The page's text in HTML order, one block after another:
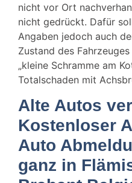
nicht vor Ort
nicht gedrückt. Dafür
Angaben jedoch auch
Zustand des
„kleine Schramme am
Totalschaden mit
Alte Autos
Kostenloser
Auto
ganz in